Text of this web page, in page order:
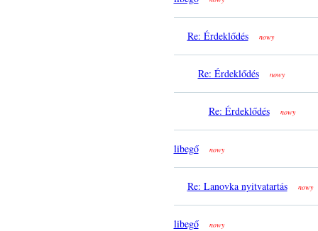
Re: Érdeklődés nowy
Re: Érdeklődés nowy
Re: Érdeklődés nowy
libegő nowy
Re: Lanovka nyitvatartás nowy
libegő nowy